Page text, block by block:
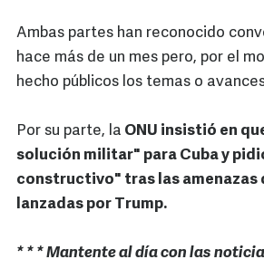
Ambas partes han reconocido
hace más de un mes pero, por el
hecho públicos los temas o
Por su parte, la ONU insistió en
solución militar" para Cuba y
constructivo" tras las amenazas
lanzadas por Trump.
* * * Mantente al día con las